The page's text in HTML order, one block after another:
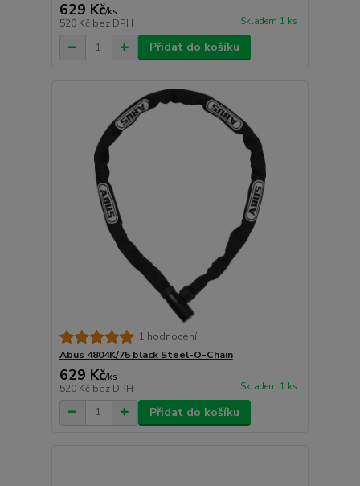
629 Kč/ks
520 Kč bez DPH Skladem 1 ks
Přidat do košíku
1 hodnocení
Abus 4804K/75 black Steel-O-Chain
629 Kč/ks
520 Kč bez DPH Skladem 1 ks
Přidat do košíku